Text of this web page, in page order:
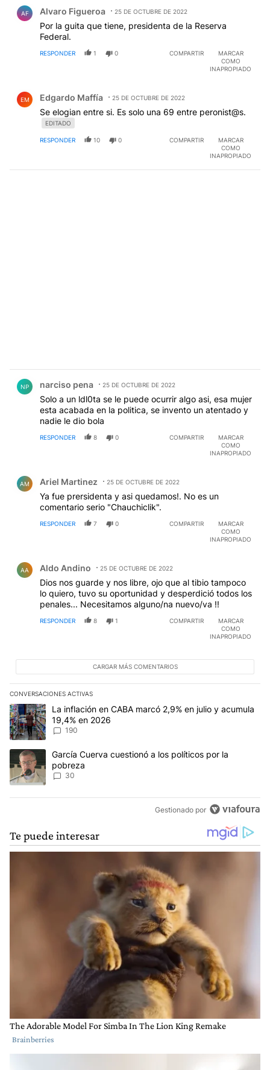
AF Alvaro Figueroa 25 DE OCTUBRE DE 2022
Por la guita que tiene, presidenta de la Reserva
Federal.
RESPONDER 1 0 COMPARTIR
MARCAR
COMO
INAPROPIADO
EM Edgardo Maffía 25 DE OCTUBRE DE 2022
Se elogian entre si. Es solo una 69 entre peronist@s.
EDITADO
RESPONDER 10 0 COMPARTIR
MARCAR
COMO
INAPROPIADO
NP narciso pena 25 DE OCTUBRE DE 2022
Solo a un ldl0ta se le puede ocurrir algo asi, esa mujer
esta acabada en la politica, se invento un atentado y
nadie le dio bola
RESPONDER 8 0 COMPARTIR
MARCAR
COMO
INAPROPIADO
AM Ariel Martinez 25 DE OCTUBRE DE 2022
Ya fue prersidenta y asi quedamos!. No es un
comentario serio "Chauchiclik".
RESPONDER 7 0 COMPARTIR
MARCAR
COMO
INAPROPIADO
AA Aldo Andino 25 DE OCTUBRE DE 2022
Dios nos guarde y nos libre, ojo que al tibio tampoco
lo quiero, tuvo su oportunidad y desperdició todos los
penales... Necesitamos alguno/na nuevo/va !!
RESPONDER 8 1 COMPARTIR
MARCAR
COMO
INAPROPIADO
CARGAR MÁS COMENTARIOS
CONVERSACIONES ACTIVAS
Este listado muestra los artículos con más comentarios en los
Un artículo de tendencia con el título "La inflación en CABA
La inflación en CABA marcó 2,9% en julio y acumula
19,4% en 2026
190
Un artículo de tendencia con el título "García Cuerva cuestionó
García Cuerva cuestionó a los políticos por la
pobreza
30
Gestionado por